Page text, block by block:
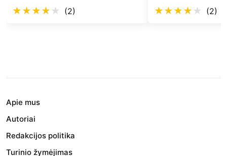
★★★★ ★ (2) ★★★★ ★ (2)
Apie mus
Autoriai
Redakcijos politika
Turinio žymėjimas